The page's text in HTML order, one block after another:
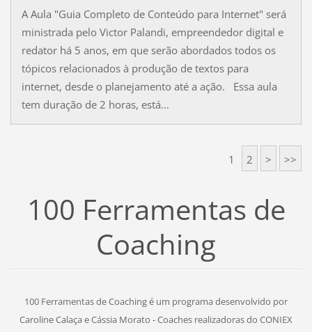
A Aula "Guia Completo de Conteúdo para Internet" será
ministrada pelo Victor Palandi, empreendedor digital e
redator há 5 anos, em que serão abordados todos os
tópicos relacionados à produção de textos para
internet, desde o planejamento até a ação. Essa aula
tem duração de 2 horas, está...
1 2 > >>
100 Ferramentas de
Coaching
100 Ferramentas de Coaching é um programa desenvolvido por
Caroline Calaça e Cássia Morato - Coaches realizadoras do CONIEX